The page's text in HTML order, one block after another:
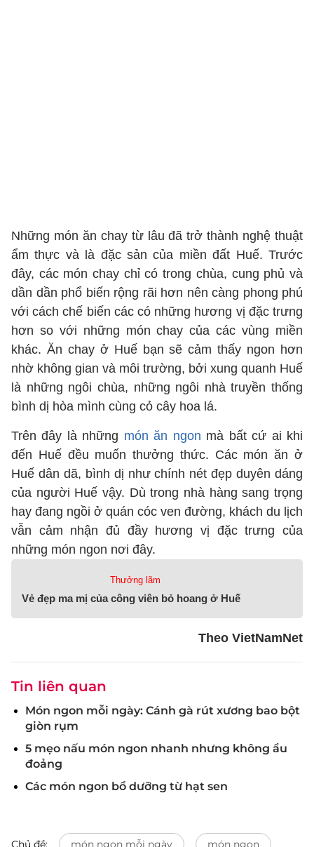
Những món ăn chay từ lâu đã trở thành nghệ thuật
ẩm thực và là đặc sản của miền đất Huế. Trước
đây, các món chay chỉ có trong chùa, cung phủ và
dần dần phổ biến rộng rãi hơn nên càng phong phú
với cách chế biến các có những hương vị đặc trưng
hơn so với những món chay của các vùng miền
khác. Ăn chay ở Huế bạn sẽ cảm thấy ngon hơn
nhờ không gian và môi trường, bởi xung quanh Huế
là những ngôi chùa, những ngôi nhà truyền thống
bình dị hòa mình cùng cỏ cây hoa lá.
Trên đây là những món ăn ngon mà bất cứ ai khi
đến Huế đều muốn thưởng thức. Các món ăn ở
Huế dân dã, bình dị như chính nét đẹp duyên dáng
của người Huế vậy. Dù trong nhà hàng sang trọng
hay đang ngồi ở quán cóc ven đường, khách du lịch
vẫn cảm nhận đủ đầy hương vị đặc trưng của
những món ngon nơi đây.
Thưởng lãm
Vẻ đẹp ma mị của công viên bỏ hoang ở Huế
Theo VietNamNet
Tin liên quan
Món ngon mỗi ngày: Cánh gà rút xương bao bột
giòn rụm
5 mẹo nấu món ngon nhanh nhưng không ẩu
đoảng
Các món ngon bổ dưỡng từ hạt sen
Chủ đề: món ngon mỗi ngày món ngon